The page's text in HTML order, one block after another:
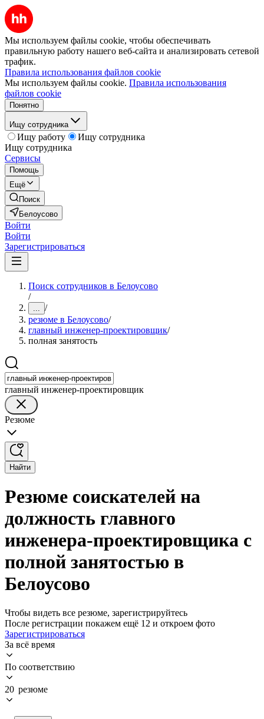
Мы используем файлы cookie, чтобы обеспечивать
правильную работу нашего веб-сайта и анализировать сетевой
трафик.
Правила использования файлов cookie
Мы используем файлы cookie. Правила использования
файлов cookie
Понятно
Ищу сотрудника
Ищу работу
Ищу сотрудника
Ищу сотрудника
Сервисы
Помощь
Ещё
Поиск
Белоусово
Войти
Войти
Зарегистрироваться
Поиск сотрудников в Белоусово
/
... /
резюме в Белоусово/
главный инженер-проектировщик/
полная занятость
главный инженер-проектировщик
Резюме
Найти
Резюме соискателей на
должность главного
инженера-проектировщика с
полной занятостью в
Белоусово
Чтобы видеть все резюме, зарегистрируйтесь
После регистрации покажем ещё 12 и откроем фото
Зарегистрироваться
За всё время
По соответствию
20 резюме